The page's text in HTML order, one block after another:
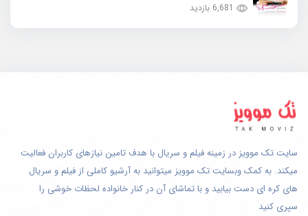
6,681 بازدید
سایت تک موویز در زمینه فیلم و سریال با هدف تامین نیازهای کاربران فعالیت
میکند. به کمک وبسایت تک موویز میتوانید به آرشیو کاملی از فیلم و سریال
های کره ای دست بیابید و با تماشای آن در کنار خانواده لحظات خوشی را
سپری کنید